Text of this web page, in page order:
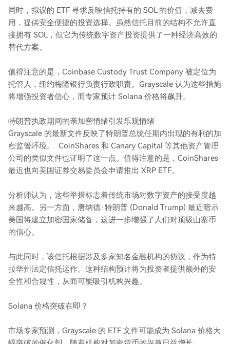
同时，拟议的 ETF 寻求反映信托持有的 SOL 的价值，减去费
用，提供安全便捷的投资选择。虽然信托目前的结构不允许直
接拥有 SOL，但它为传统数字资产投资提供了一种经济高效的
替代方案。
值得注意的是，Coinbase Custody Trust Company 被定位为
托管人，纽约梅隆银行负责行政职责。Grayscale 认为这些措施
将增强投资者信心，而专家预计 Solana 价格将飙升。
特朗普执政期间的亲加密情绪引发乐观情绪
Grayscale 的最新文件反映了特朗普总统任期内出现的有利的加
密监管环境。 CoinShares 和 Canary Capital 等其他资产管理
公司的类似文件也证明了这一点。值得注意的是，CoinShares
最近也向美国证券交易委员会申请推出 XRP ETF。
分析师认为，这些举措标志着传统市场对数字资产的接受度越
来越高。另一方面，唐纳德·特朗普 (Donald Trump) 最近暗示
美国将建立加密国家储备，这进一步增强了人们对顶级山寨币
的信心。
与此同时，该信托根据涉及多家知名金融机构的协议，作为特
拉华州法定信托运作。这种结构预计将为投资者提供额外的安
全性和合规性，从而可能吸引机构兴趣。
Solana 价格突破在即？
市场专家预测，Grayscale 的 ETF 文件可能成为 Solana 价格大